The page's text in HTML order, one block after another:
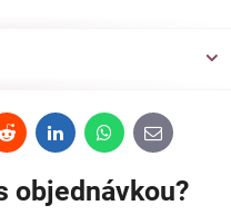
Reddit LinkedInWhatsApp
E-
mail
objednávkou?